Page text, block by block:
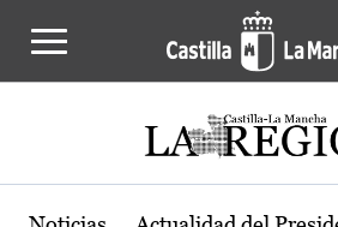
Actualidad de la